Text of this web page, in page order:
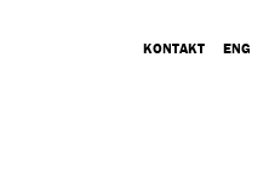
KONTAKT ENG